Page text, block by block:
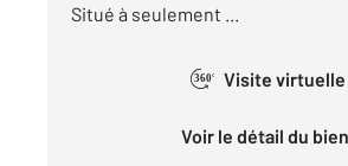
Situé à seulement ...
360° Visite virtuelle
Voir le détail du bien